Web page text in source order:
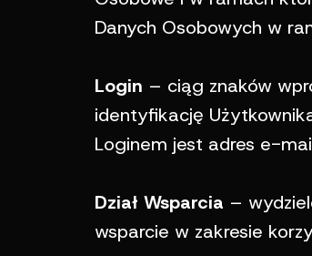
Danych Osobowych w
Login – ciąg znaków
identyfikację
Loginem jest adres e-
Dział Wsparcia –
wsparcie w zakresie